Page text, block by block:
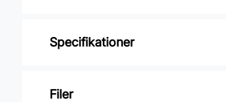
Specifikationer
Varumärke: Midbec Tapeter
Filer